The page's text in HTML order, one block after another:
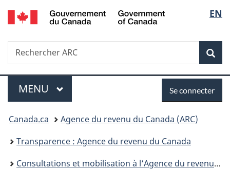
Passer
au
Passer
au
Passer
à
du
Passer
à
simplifiée
de
la
EN
Government
Recherche
Rechercher
ARC
Menu
MENU PRINCIPAL
connecter
Se connecter
Vous
êtes
ici :
Canada.ca
Agence du revenu du Canada (ARC)
Transparence : Agence du revenu du Canada
Consultations et mobilisation à l’Agence du revenu du Canada